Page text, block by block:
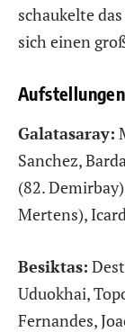
schaukelte
sich einen
Aufstellungen
Galatasaray:
Sanchez,
(82.
Mertens),
Besiktas:
Uduokhai,
Fernandes,